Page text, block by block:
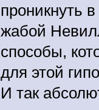
проникнуть
жабой
способы,
для этой
И так